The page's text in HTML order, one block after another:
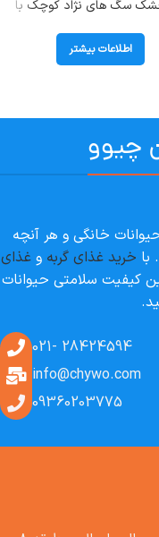
سگ های نژاد کوچک با
کیلوگرم
اطلاعات بیشتر
چیوو
خانگی و هر آنچه
خرید غذای گربه و غذای
کیفیت سلامتی حیوانات
28424594 -021
info@chywo.com
09360203775